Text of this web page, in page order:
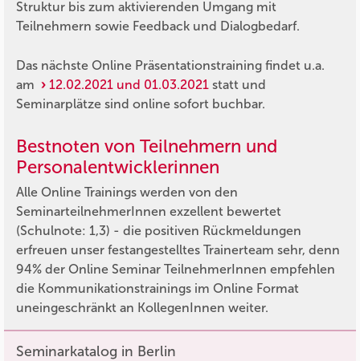
Struktur bis zum aktivierenden Umgang mit
Teilnehmern sowie Feedback und Dialogbedarf.
Das nächste Online Präsentationstraining findet u.a.
am
12.02.2021 und 01.03.2021 statt und
Seminarplätze sind online sofort buchbar.
Bestnoten von Teilnehmern und
Personalentwicklerinnen
Alle Online Trainings werden von den
SeminarteilnehmerInnen exzellent bewertet
(Schulnote: 1,3) - die positiven Rückmeldungen
erfreuen unser festangestelltes Trainerteam sehr, denn
94% der Online Seminar TeilnehmerInnen empfehlen
die Kommunikationstrainings im Online Format
uneingeschränkt an KollegenInnen weiter.
Seminarkatalog in Berlin